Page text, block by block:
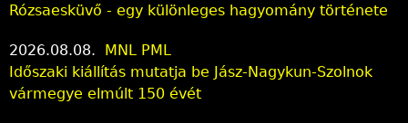
Rózsaesküvő - egy különleges hagyomány története
2026.08.08.
MNL PML
Időszaki kiállítás mutatja be Jász-Nagykun-Szolnok
vármegye elmúlt 150 évét